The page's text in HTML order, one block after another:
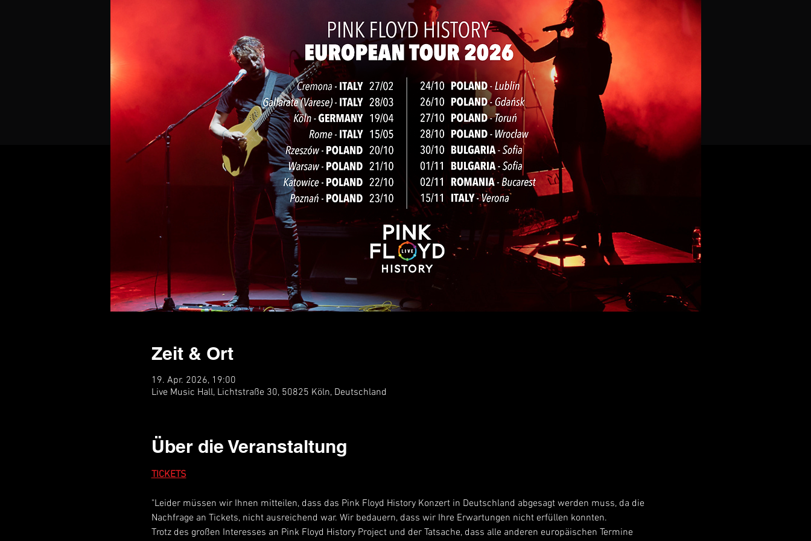
Zeit & Ort
19. Apr. 2026, 19:00
Live Music Hall, Lichtstraße 30, 50825 Köln, Deutschland
Über die Veranstaltung
TICKETS
"Leider müssen wir Ihnen mitteilen, dass das Pink Floyd History Konzert in Deutschland abgesagt werden muss, da die
Nachfrage an Tickets, nicht ausreichend war. Wir bedauern, dass wir Ihre Erwartungen nicht erfüllen konnten.
Trotz des großen Interesses an Pink Floyd History Project und der Tatsache, dass alle anderen europäischen Termine